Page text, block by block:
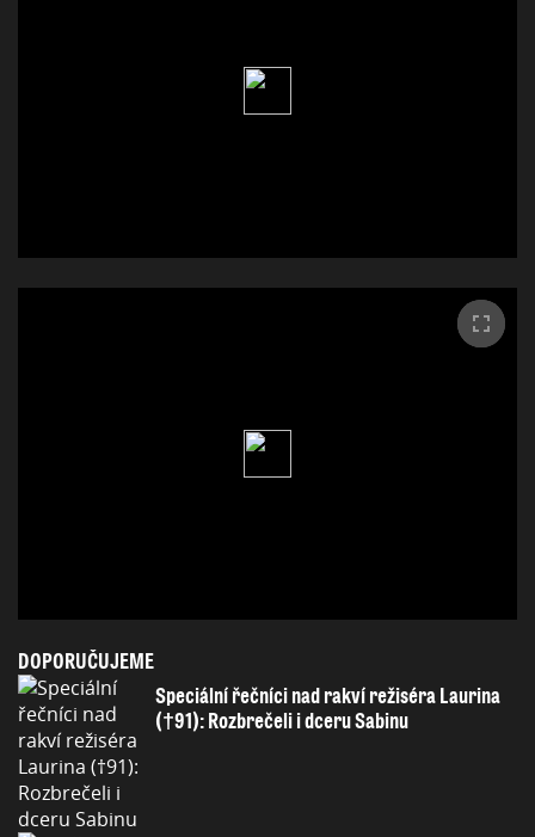
DOPORUČUJEME
Speciální řečníci nad rakví režiséra Laurina
(†91): Rozbrečeli i dceru Sabinu